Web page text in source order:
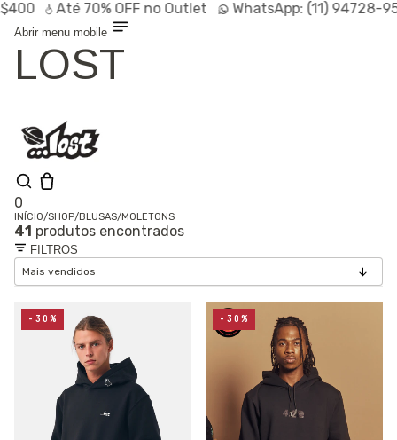
Até70% OFFno Outlet WhatsApp:(11) 94728-9569
Abrir menu mobile
LOST
0
Shop
Lançamentos
Linhas
Especiais
INÍCIO/SHOP/BLUSAS/MOLETONS
41 produtos encontrados
FILTROS
-30% -30%